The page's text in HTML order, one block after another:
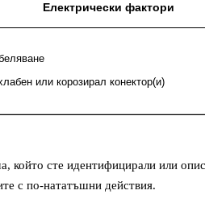
Електрически фактори
или корозирал конектор(и)
който сте идентифицирали или
с по-нататъшни действия.